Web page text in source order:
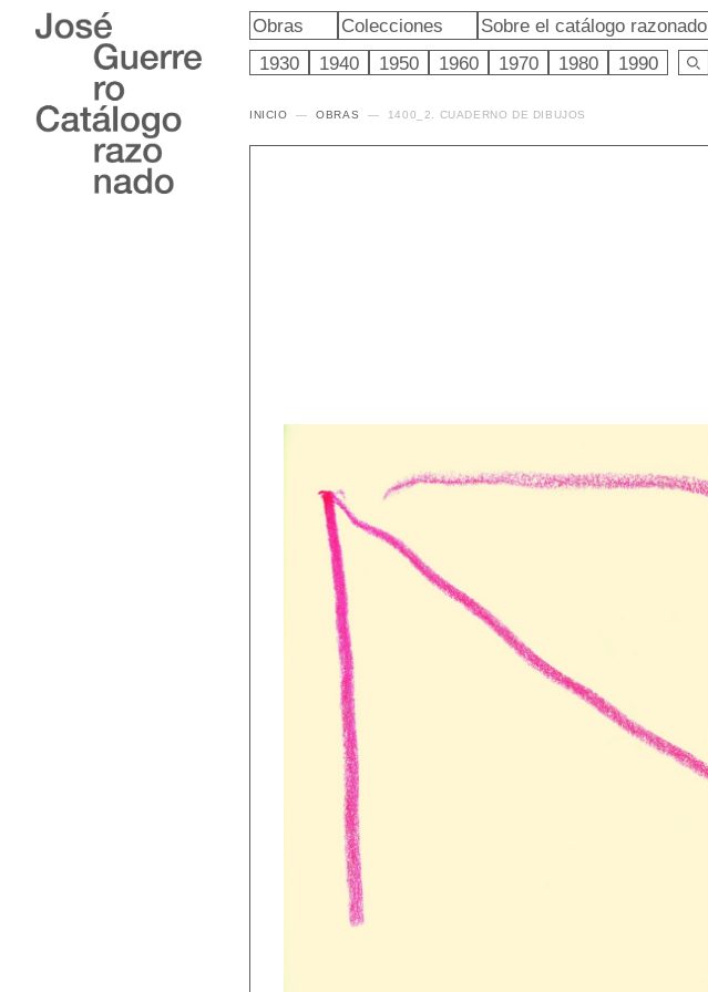
Obras Colecciones
Sobre el catálogo razonado
1930
1940 1950 1960 1970 1980 1990
INICIO OBRAS 1400_2. CUADERNO DE DIBUJOS